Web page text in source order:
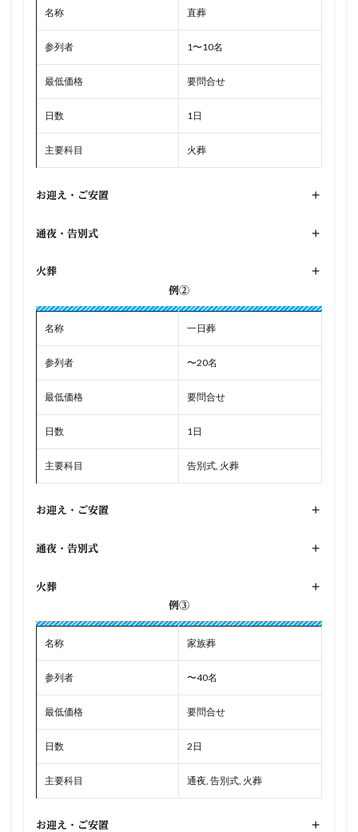
名称 直葬
参列者 1〜10名
最低価格 要問合せ
日数 1日
主要科目 火葬
お迎え・ご安置 +
通夜・告別式 +
火葬
+
例②
名称 一日葬
参列者 〜20名
最低価格 要問合せ
日数 1日
主要科目 告別式, 火葬
お迎え・ご安置 +
通夜・告別式 +
火葬
+
例③
名称 家族葬
参列者 〜40名
最低価格 要問合せ
日数 2日
主要科目 通夜, 告別式, 火葬
お迎え・ご安置 +